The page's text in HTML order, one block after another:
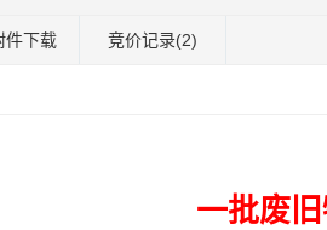
件下载 竞价记录(2)
一批废